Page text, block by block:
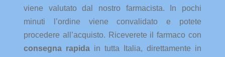
viene valutato dal nostro farmacista. In pochi
minuti l’ordine viene convalidato e potete
procedere all’acquisto. Riceverete il farmaco con
consegna rapidain tutta Italia, direttamente in